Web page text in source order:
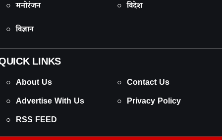
○ मनोरंजन
○ विदेश
○ विज्ञान
LINKS
○ About Us
○ Contact Us
○ Advertise With Us
○ Privacy Policy
○ RSS FEED